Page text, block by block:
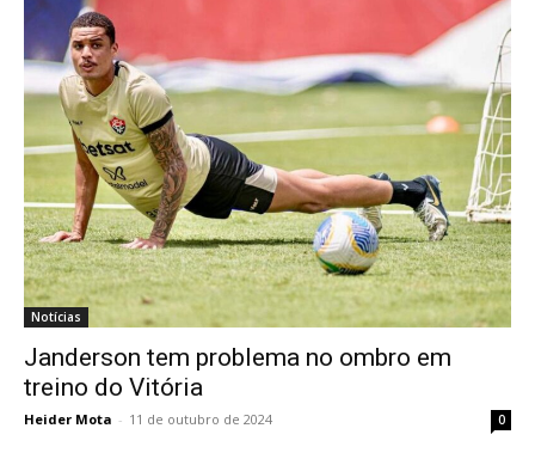
Notícias
Janderson tem problema no ombro em
treino do Vitória
Heider Mota - 11 de outubro de 2024 0